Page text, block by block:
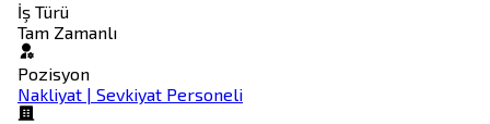
İş Türü
Tam Zamanlı
Pozisyon
Nakliyat | Sevkiyat Personeli